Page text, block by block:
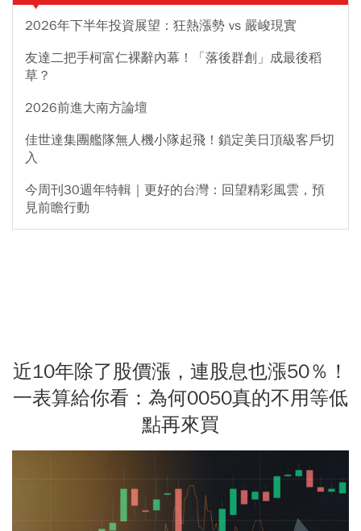
2026年下半年投資展望：狂熱漲勢 vs 嚴峻現實
友達二把手柯富仁裸辭內幕！「落後群創」成最後稻
草？
2026前進大南方論壇
佳世達集團艦隊無人機小隊起飛！鎖定美日頂級客戶切
入
今周刊30週年特輯｜更好的台灣：回望精彩風雲，預
見前瞻行動
近10年除了股價漲，連股息也漲50％！
一表算給你看：為何0050真的不用等低
點再來買